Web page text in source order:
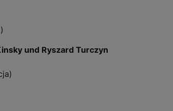
und Ryszard Turczyn